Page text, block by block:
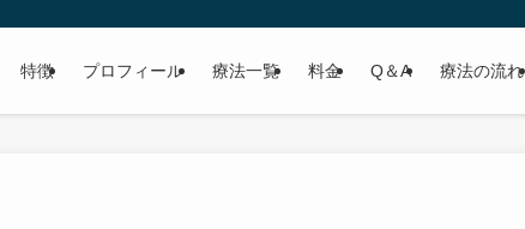
特徴 プロフィール 療法一覧 料金 Q＆A 療法の流れ